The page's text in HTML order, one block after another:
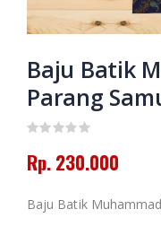
Baju Batik
Parang
Rp. 230.000
Baju Batik
Amanah dan
Memoar
Kepemimpinan
Universitas
Banjarmasin
2016-2024
Rp. 0